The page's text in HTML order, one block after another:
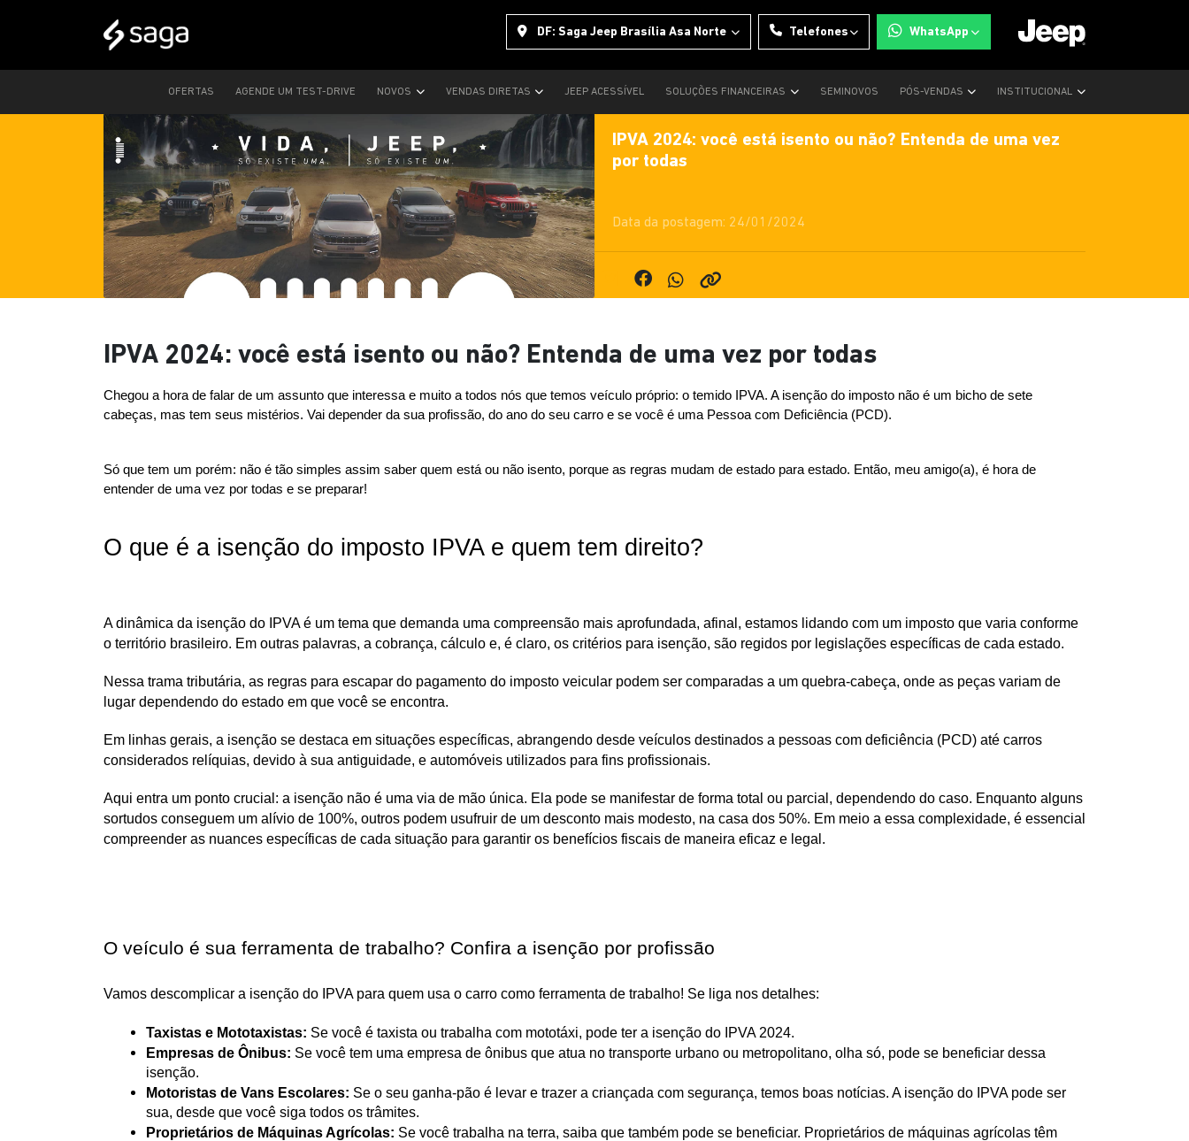
DF: Saga Jeep Brasília Asa Norte Telefones WhatsApp
OFERTAS AGENDE UM TEST-DRIVE NOVOS VENDAS DIRETAS JEEP ACESSÍVEL SOLUÇÕES FINANCEIRAS SEMINOVOS PÓS-VENDAS INSTITUCIONAL
IPVA 2024: você está isento ou não? Entenda de uma vez
por todas
Data da postagem: 24/01/2024
IPVA 2024: você está isento ou não? Entenda de uma vez por todas
Chegou a hora de falar de um assunto que interessa e muito a todos nós que temos veículo próprio: o temido IPVA. A isenção do imposto não é um bicho de sete
cabeças, mas tem seus mistérios. Vai depender da sua profissão, do ano do seu carro e se você é uma Pessoa com Deficiência (PCD).
Só que tem um porém: não é tão simples assim saber quem está ou não isento, porque as regras mudam de estado para estado. Então, meu amigo(a), é hora de
entender de uma vez por todas e se preparar!
O que é a isenção do imposto IPVA e quem tem direito?
A dinâmica da isenção do IPVA é um tema que demanda uma compreensão mais aprofundada, afinal, estamos lidando com um imposto que varia conforme
o território brasileiro. Em outras palavras, a cobrança, cálculo e, é claro, os critérios para isenção, são regidos por legislações específicas de cada estado.
Nessa trama tributária, as regras para escapar do pagamento do imposto veicular podem ser comparadas a um quebra-cabeça, onde as peças variam de
lugar dependendo do estado em que você se encontra.
Em linhas gerais, a isenção se destaca em situações específicas, abrangendo desde veículos destinados a pessoas com deficiência (PCD) até carros
considerados relíquias, devido à sua antiguidade, e automóveis utilizados para fins profissionais.
Aqui entra um ponto crucial: a isenção não é uma via de mão única. Ela pode se manifestar de forma total ou parcial, dependendo do caso. Enquanto alguns
sortudos conseguem um alívio de 100%, outros podem usufruir de um desconto mais modesto, na casa dos 50%. Em meio a essa complexidade, é essencial
compreender as nuances específicas de cada situação para garantir os benefícios fiscais de maneira eficaz e legal.
O veículo é sua ferramenta de trabalho? Confira a isenção por profissão
Vamos descomplicar a isenção do IPVA para quem usa o carro como ferramenta de trabalho! Se liga nos detalhes:
Taxistas e Mototaxistas: Se você é taxista ou trabalha com mototáxi, pode ter a isenção do IPVA 2024.
Empresas de Ônibus: Se você tem uma empresa de ônibus que atua no transporte urbano ou metropolitano, olha só, pode se beneficiar dessa
isenção.
Motoristas de Vans Escolares: Se o seu ganha-pão é levar e trazer a criançada com segurança, temos boas notícias. A isenção do IPVA pode ser
sua, desde que você siga todos os trâmites.
Proprietários de Máquinas Agrícolas: Se você trabalha na terra, saiba que também pode se beneficiar. Proprietários de máquinas agrícolas têm